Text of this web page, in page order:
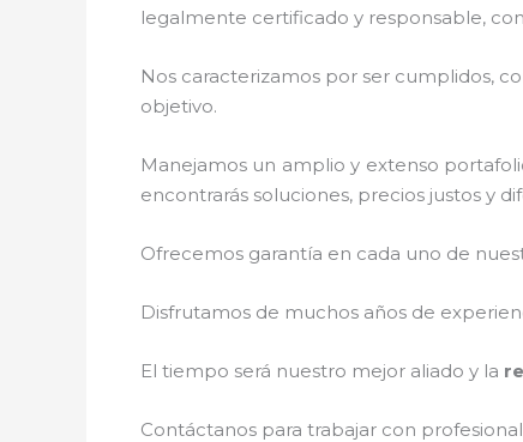
legalmente certificado y responsable,
Nos caracterizamos por ser cumplidos,
objetivo.
Manejamos un amplio y extenso
encontrarás soluciones, precios justos y
Ofrecemos garantía en cada uno de
Disfrutamos de muchos años de
El tiempo será nuestro mejor aliado y la
Contáctanos para trabajar con